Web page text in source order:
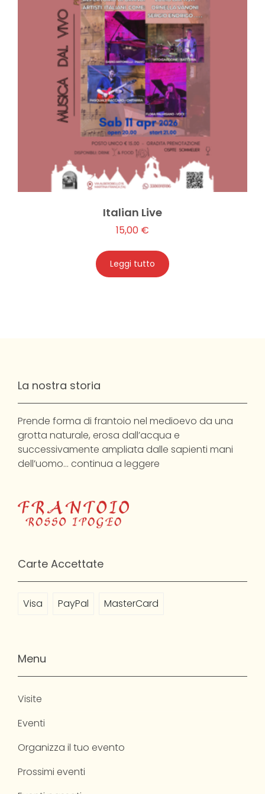
Italian Live
15,00 €
Leggi tutto
La nostra storia
Prende forma di frantoio nel medioevo da una
grotta naturale, erosa dall’acqua e
successivamente ampliata dalle sapienti mani
dell’uomo… continua a leggere
Carte Accettate
Visa PayPal MasterCard
Menu
Visite
Eventi
Organizza il tuo evento
Prossimi eventi